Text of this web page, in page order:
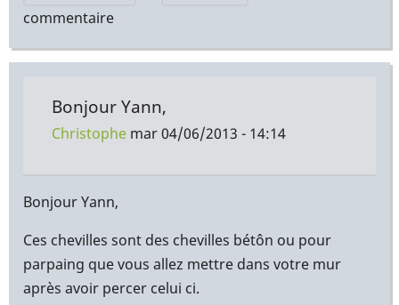
commentaire
Bonjour Yann,
Christophe mar 04/06/2013 - 14:14
réponse
Bonjour,
par
Yann
Bonjour Yann,
Ces chevilles sont des chevilles bétôn ou pour
parpaing que vous allez mettre dans votre mur
après avoir percer celui ci.